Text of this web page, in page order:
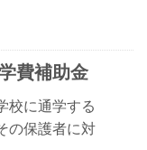
費補助金
校に通学する
の保護者に対